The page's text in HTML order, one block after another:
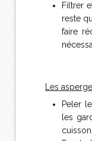
Filtrer
reste
faire
Les
Peler
les